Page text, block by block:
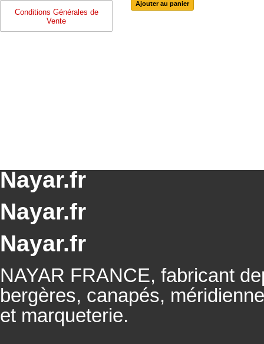
Conditions Générales de
Vente
Nayar.fr
Nayar.fr
Nayar.fr
NAYAR FRANCE, fabricant
bergères, canapés,
et marqueterie.